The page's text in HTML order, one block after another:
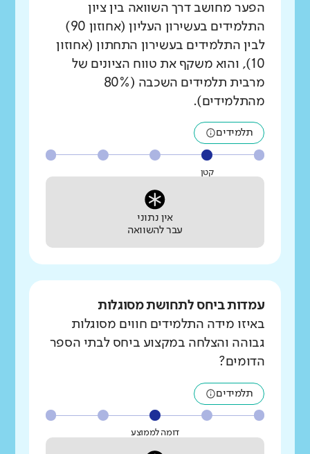
הפער מחושב דרך השוואה בין ציון
התלמידים בעשירון העליון (אחוזון 90)
לבין התלמידים בעשירון התחתון (אחוזון
10), והוא משקף את טווח הציונים של
מרבית תלמידים השכבה (80%
מהתלמידים).
תלמידים
קטן
אין נתוני
עבר להשוואה
עמדות ביחס לתחושת מסוגלות
באיזו מידה התלמידים חווים מסוגלות
גבוהה והצלחה במקצוע ביחס לבתי הספר
הדומים?
תלמידים
דומה לממוצע